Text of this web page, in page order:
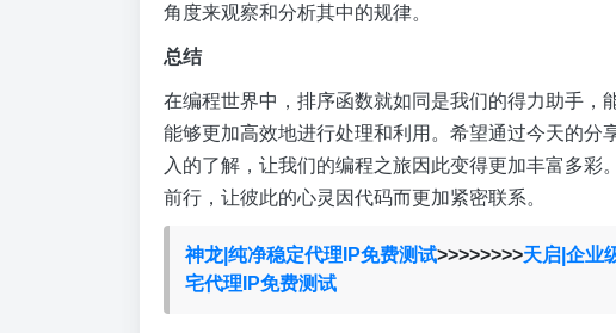
角度来观察和分析其中的规律。
总结
在编程世界中，排序函数就如同是我们的得力助手，
能够更加高效地进行处理和利用。希望通过今天的分
入的了解，让我们的编程之旅因此变得更加丰富多
前行，让彼此的心灵因代码而更加紧密联系。
神龙|纯净稳定代理IP免费测试>>>>>>>>天启|企业
宅代理IP免费测试